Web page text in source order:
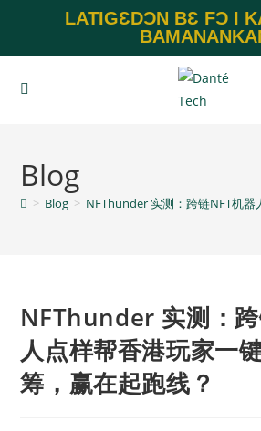
LATIGƐDƆN BƐ FƆ I
Blog
> Blog > NFThunder 实测：跨链NFT机
NFThunder 实测：
人点样帮香港玩家一
筹，赢在起跑线？